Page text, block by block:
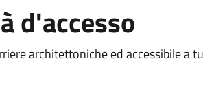
d'accesso
architettoniche ed accessibile a